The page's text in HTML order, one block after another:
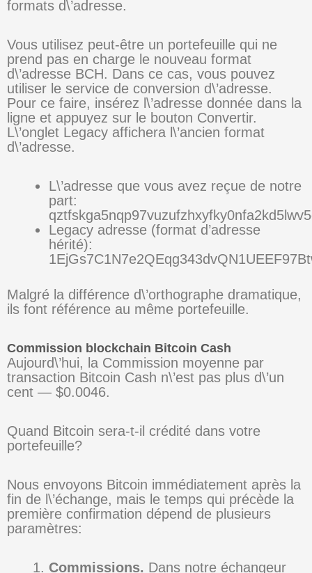
formats d\’adresse.
Vous utilisez peut-être un portefeuille qui ne
prend pas en charge le nouveau format
d\’adresse BCH. Dans ce cas, vous pouvez
utiliser le service de conversion d\’adresse.
Pour ce faire, insérez l\’adresse donnée dans la
ligne et appuyez sur le bouton Convertir.
L\’onglet Legacy affichera l\’ancien format
d\’adresse.
L\’adresse que vous avez reçue de notre
part:
Legacy adresse (format d’adresse
hérité):
Malgré la différence d\’orthographe dramatique,
ils font référence au même portefeuille.
Commission blockchain Bitcoin Cash
Aujourd\’hui, la Commission moyenne par
transaction Bitcoin Cash n\’est pas plus d\’un
cent — $0.0046.
Quand Bitcoin sera-t-il crédité dans votre
portefeuille?
Nous envoyons Bitcoin immédiatement après la
fin de l\’échange, mais le temps qui précède la
première confirmation dépend de plusieurs
paramètres:
Commissions. Dans notre échangeur